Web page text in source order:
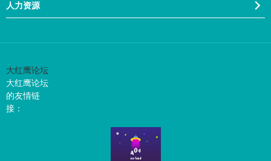
人力资源
大红鹰论坛
大红鹰论坛
的友情链
接：